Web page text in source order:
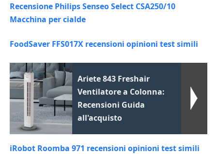
Recensione Philips Senseo Select CSA250/10
Macchina per cialde
FoodSaver FFS017X recensioni opinioni test simili
Ariete 843 Freshair
Ventilatore a Colonna:
Recensioni Guida
all'acquisto
iRobot Roomba 971 recensioni opinioni test simili